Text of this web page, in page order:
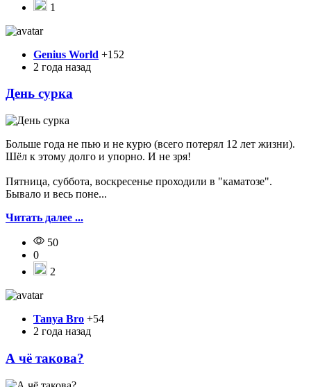
1
Genius World +152
2 года назад
День сурка
Больше года не пью и не курю (всего потерял 12 лет жизни).
Шёл к этому долго и упорно. И не зря!
Пятница, суббота, воскресенье проходили в "каматозе".
Бывало и весь поне...
Читать далее ...
50
0
2
Tanya Bro +54
2 года назад
А чё такова?